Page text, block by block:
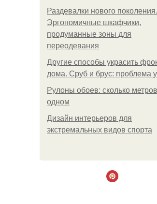
Раздевалки нового поколения.
Эргономичные шкафчики,
продуманные зоны для
переодевания
Другие способы украсить
дома. Сруб и брус: проблема
Рулоны обоев: сколько
одном
Дизайн интерьеров для
экстремальных видов спорта